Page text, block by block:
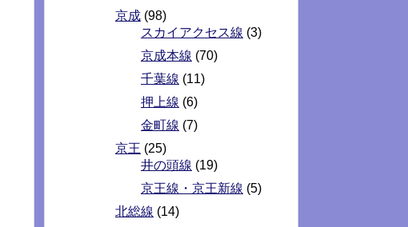
京成 (98)
スカイアクセス線 (3)
京成本線 (70)
千葉線 (11)
押上線 (6)
金町線 (7)
京王 (25)
井の頭線 (19)
京王線・京王新線 (5)
北総線 (14)